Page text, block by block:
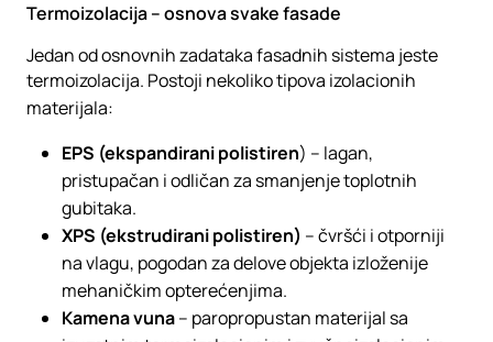
Termoizolacija – osnova svake fasade
Jedan od osnovnih zadataka fasadnih sistema jeste
termoizolacija. Postoji nekoliko tipova izolacionih
materijala:
EPS (ekspandirani polistiren) – lagan,
pristupačan i odličan za smanjenje toplotnih
gubitaka.
XPS (ekstrudirani polistiren) – čvršći i otporniji
na vlagu, pogodan za delove objekta izloženije
mehaničkim opterećenjima.
Kamena vuna– paropropustan materijal sa